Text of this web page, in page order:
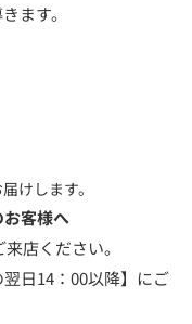
ます。
けします。
客様へ
店ください。
日14：00以降】にご